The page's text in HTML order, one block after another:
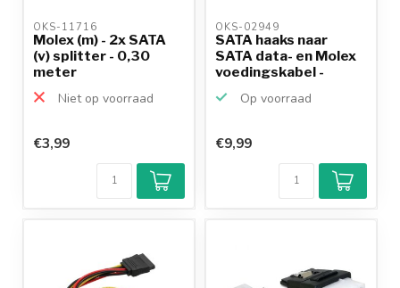
OKS-11716
Molex (m) - 2x SATA
(v) splitter - 0,30
meter
Niet op voorraad
€3,99
OKS-02949
SATA haaks naar
SATA data- en Molex
voedingskabel -
Op voorraad
€9,99